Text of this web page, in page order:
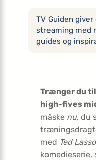
TV Guiden
streaming med
guides og
Trænger du til
high-fives
måske nu, du
med Ted Lasso